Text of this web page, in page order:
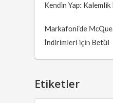
Kendin Yap: Kalemlik
Markafoni’de
İndirimleri için Betül
Etiketler